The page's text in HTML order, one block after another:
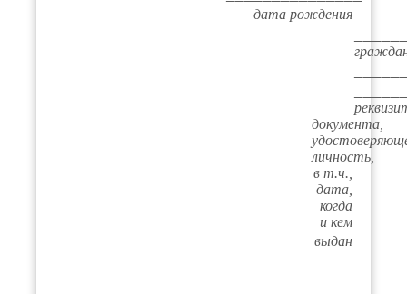
дата рождения
документа,
личность,
в т.ч.,
дата,
когда
и кем
выдан